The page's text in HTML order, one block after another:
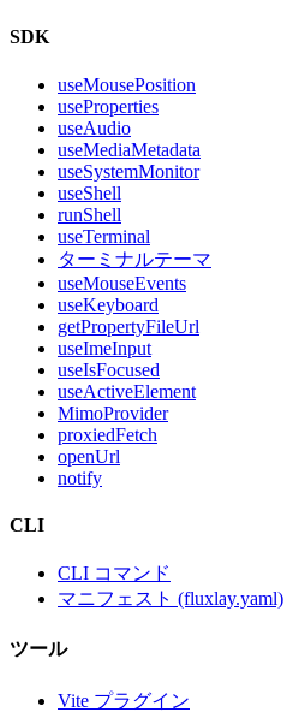
SDK
useMousePosition
useProperties
useAudio
useMediaMetadata
useSystemMonitor
useShell
runShell
useTerminal
ターミナルテーマ
useMouseEvents
useKeyboard
getPropertyFileUrl
useImeInput
useIsFocused
useActiveElement
MimoProvider
proxiedFetch
openUrl
notify
CLI
CLI コマンド
マニフェスト (fluxlay.yaml)
ツール
Vite プラグイン